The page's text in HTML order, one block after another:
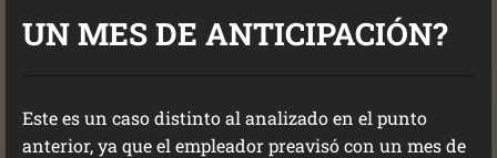
UN MES DE ANTICIPACIÓN?
Este es un caso distinto al analizado en el punto
anterior, ya que el empleador preavisó con un mes de